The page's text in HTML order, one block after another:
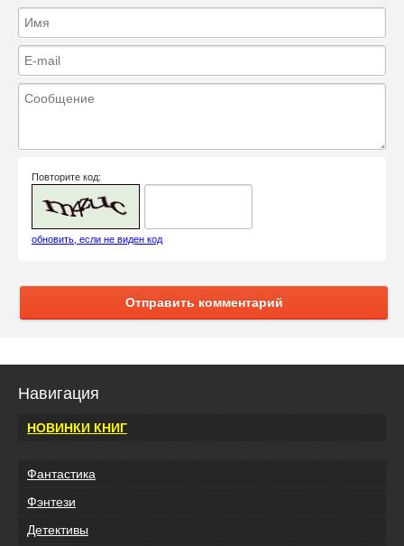
Повторите код:
обновить, если не виден код
Отправить комментарий
Навигация
НОВИНКИ КНИГ
Фантастика
Фэнтези
Детективы